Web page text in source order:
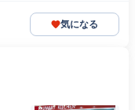
気になる